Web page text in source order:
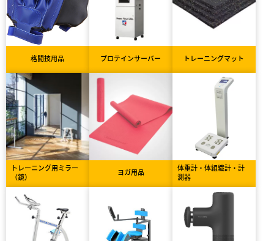
格闘技用品 プロテインサーバー トレーニングマット
トレーニング用ミラー
（鏡）
ヨガ用品
体重計・体組織計・計
測器